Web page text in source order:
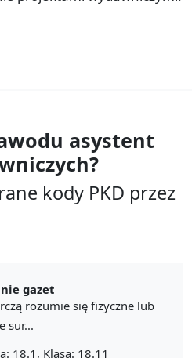
asystent
kody PKD przez
gazet
rozumie się fizyczne lub
sur...
18.1, Klasa: 18.11